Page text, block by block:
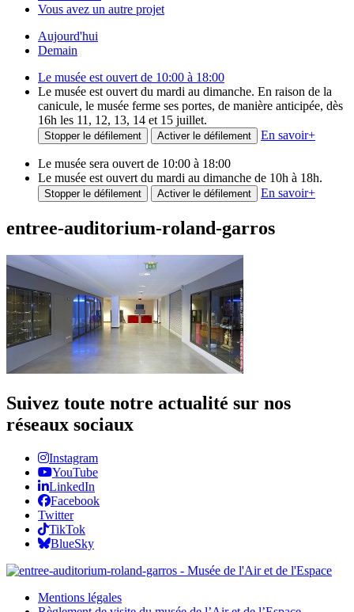
Vous avez un autre projet
Aujourd'hui
Demain
Le musée est ouvert de 10:00 à 18:00
Le musée est ouvert du mardi au dimanche. En raison de la
canicule, le musée ferme ses portes, de manière anticipée, dès
16h les 11, 12, 13, 14 et 15 juillet.
Stopper le défilement Activer le défilement En savoir+
Le musée sera ouvert de 10:00 à 18:00
Le musée est ouvert du mardi au dimanche de 10h à 18h.
Stopper le défilement Activer le défilement En savoir+
entree-auditorium-roland-garros
Suivez toute notre actualité sur nos
réseaux sociaux
Instagram
YouTube
LinkedIn
Facebook
Twitter
TikTok
BlueSky
Mentions légales